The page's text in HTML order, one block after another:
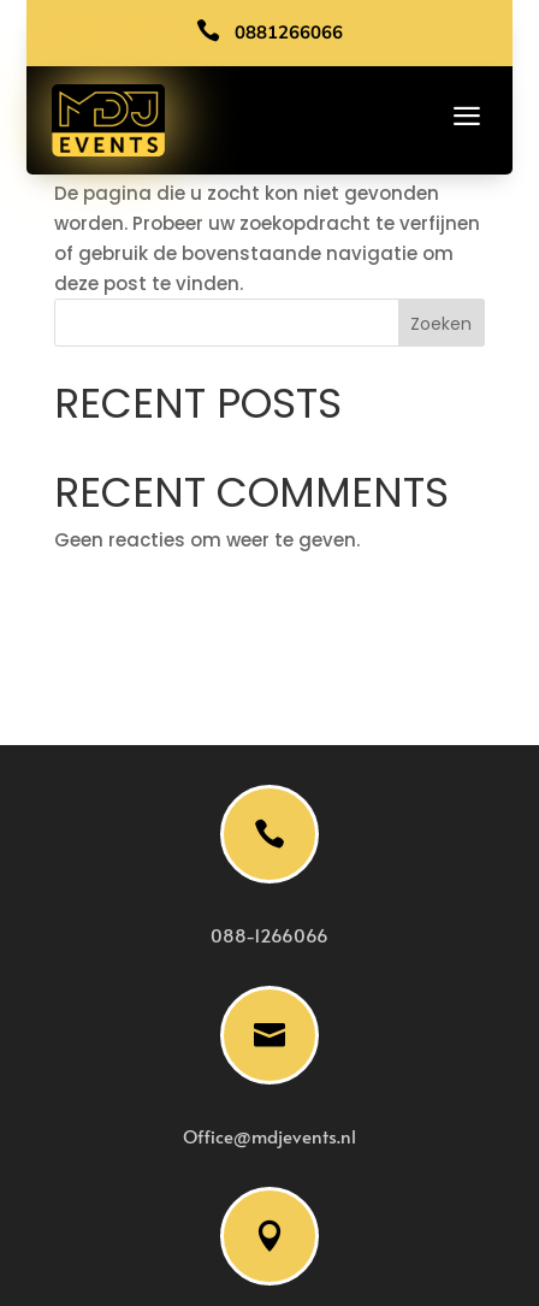
 0881266066
a
GEEN RESULTATEN
GEVONDEN
De pagina die u zocht kon niet gevonden
worden. Probeer uw zoekopdracht te verfijnen
of gebruik de bovenstaande navigatie om
deze post te vinden.
Zoeken
RECENT POSTS
RECENT COMMENTS
Geen reacties om weer te geven.

088-1266066

Office@mdjevents.nl
